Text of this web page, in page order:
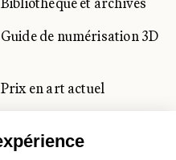
Guide de numérisation 3D
Prix en art actuel